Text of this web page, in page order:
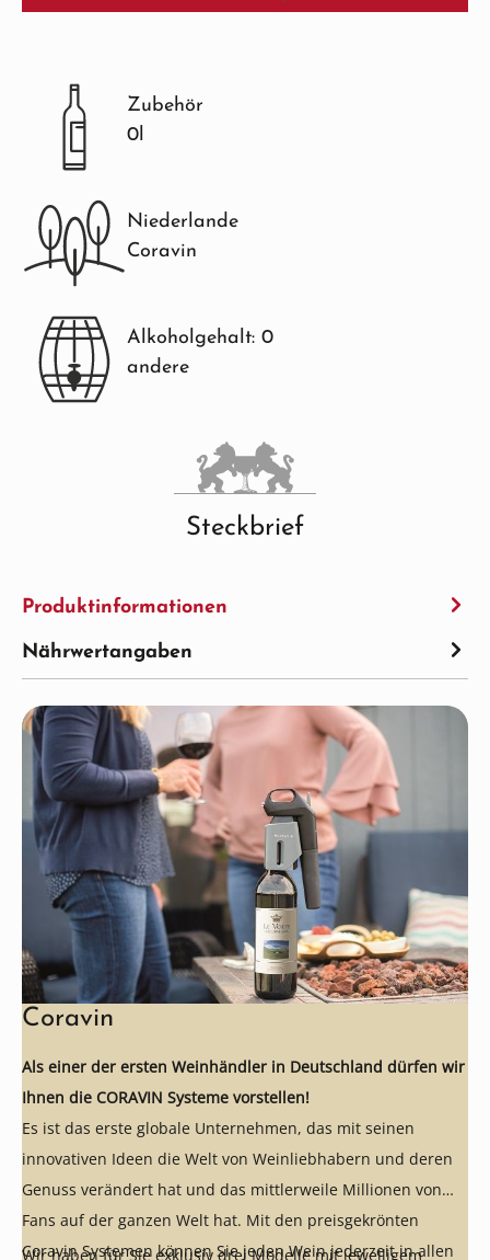
Zubehör
0l
Niederlande
Coravin
Alkoholgehalt: 0
andere
Steckbrief
Produktinformationen
Nährwertangaben
Coravin
Als einer der ersten Weinhändler in Deutschland dürfen wir
Ihnen die CORAVIN Systeme vorstellen!
Es ist das erste globale Unternehmen, das mit seinen
innovativen Ideen die Welt von Weinliebhabern und deren
Genuss verändert hat und das mittlerweile Millionen von
Fans auf der ganzen Welt hat. Mit den preisgekrönten
Coravin Systemen können Sie jeden Wein jederzeit in allen
Wir haben für Sie exklusiv drei Modelle mit jeweiligem